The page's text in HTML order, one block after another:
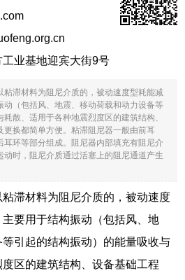
业基地迎宾大街9号
粘滞材料为阻尼介质的，被动速度型耗能减
动（包括风、地震、移动荷载和动力设备等
散、适用于各种地震烈度区的建筑结构、
更换都简单方便。粘滞阻尼器一般由前耳
环等部分组成。阻尼器内部填充有阻尼介
动时，阻尼介质通过活塞上的阻尼通道产生
滞材料为阻尼介质的，被动速度
要用于结构振动（包括风、地
引起的结构振动）的能量吸收与
区的建筑结构、设备基础工程